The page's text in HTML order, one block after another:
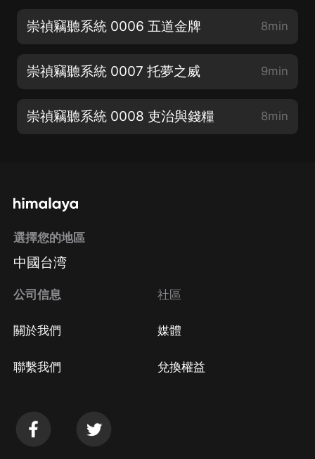
崇禎竊聽系統 0006 五道金牌 8min
崇禎竊聽系統 0007 托夢之威 9min
崇禎竊聽系統 0008 吏治與錢糧 8min
選擇您的地區
中國台湾
公司信息
關於我們
聯繫我們
社區
媒體
兌換權益